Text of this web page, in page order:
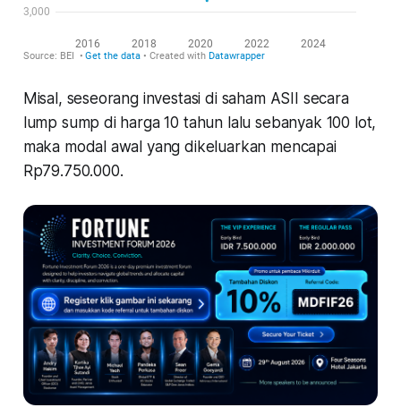
Misal, seseorang investasi di saham ASII secara
lump sump di harga 10 tahun lalu sebanyak 100 lot,
maka modal awal yang dikeluarkan mencapai
Rp79.750.000.